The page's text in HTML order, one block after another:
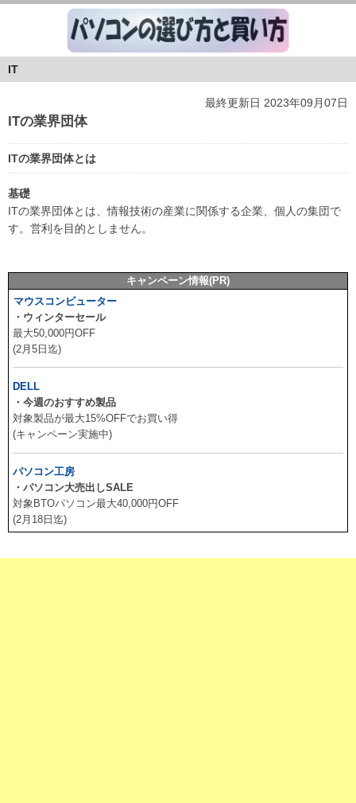
IT
最終更新日 2023年09月07日
ITの業界団体
ITの業界団体とは
基礎
ITの業界団体とは、情報技術の産業に関係する企業、個人の集団で
す。営利を目的としません。
キャンペーン情報(PR)
マウスコンピューター
・ウィンターセール
最大50,000円OFF
(2月5日迄)
DELL
・今週のおすすめ製品
対象製品が最大15%OFFでお買い得
(キャンペーン実施中)
パソコン工房
・パソコン大売出しSALE
対象BTOパソコン最大40,000円OFF
(2月18日迄)